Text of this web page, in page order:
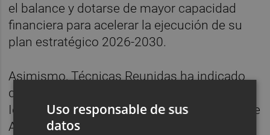
el balance y dotarse de mayor capacidad
financiera para acelerar la ejecución de su
plan estratégico 2026-2030.
Asimismo, Técnicas Reunidas ha indicado
que ArcelorMittal le ha encargado, junto a
Idom, descarbonizar el clúster siderúrgico de
ArcelorMittal situado en Dunkerque
Uso responsable de sus
datos